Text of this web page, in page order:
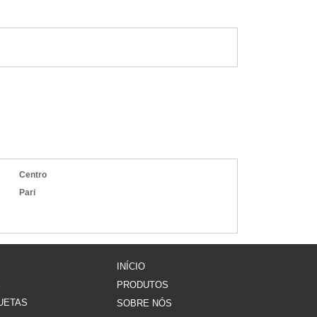
Centro
Pari
INÍCIO
PRODUTOS
SOBRE NÓS